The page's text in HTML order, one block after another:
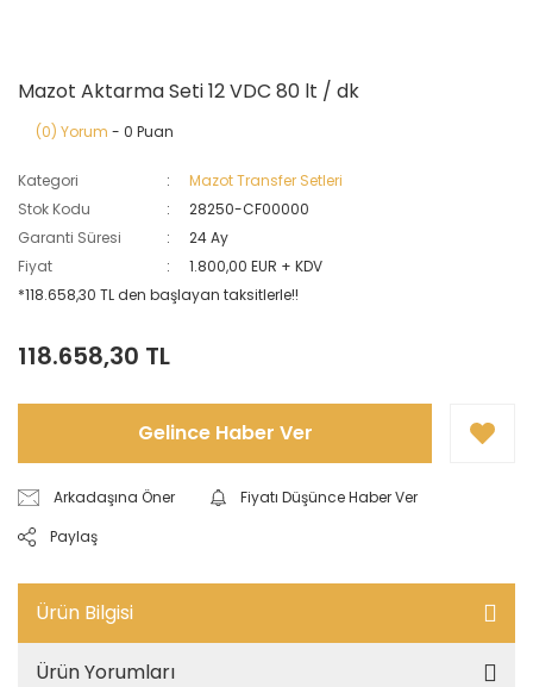
Mazot Aktarma Seti 12 VDC 80 lt / dk
(0) Yorum - 0 Puan
Kategori
Mazot Transfer Setleri
Stok Kodu
28250-CF00000
Garanti Süresi
24 Ay
Fiyat
1.800,00 EUR + KDV
*118.658,30 TL den başlayan taksitlerle!!
118.658,30 TL
Gelince Haber Ver
Arkadaşına Öner
Fiyatı Düşünce Haber Ver
Paylaş
Ürün Bilgisi
Ürün Yorumları